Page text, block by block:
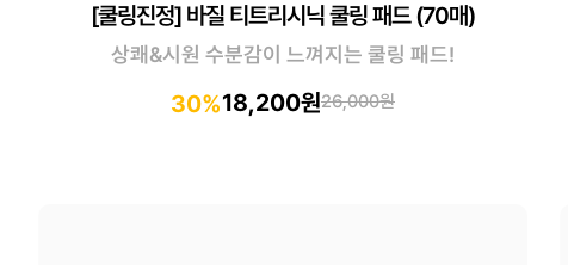
[쿨링진정] 바질 티트리시닉 쿨링 패드 (70매)
상쾌&시원 수분감이 느껴지는 쿨링 패드!
30%18,200원26,000원